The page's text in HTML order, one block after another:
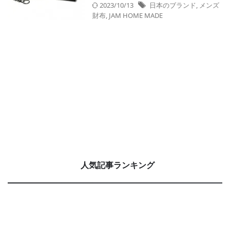
2023/10/13 日本のブランド, メンズ
財布, JAM HOME MADE
人気記事ランキング